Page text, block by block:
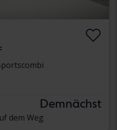
Demnächst
dem Weg